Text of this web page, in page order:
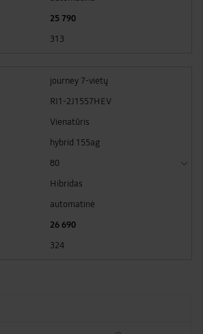
25 790
313
journey 7-vietų
RI1-2J1557HEV
Vienatūris
hybrid 155ag
80
Hibridas
automatinė
26 690
324